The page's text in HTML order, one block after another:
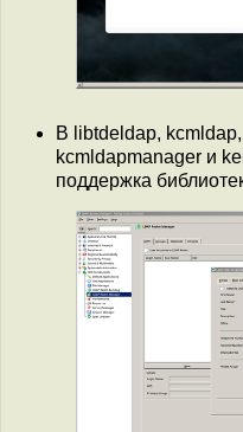
В libtdeldap,
kcmldapmanager и
поддержка